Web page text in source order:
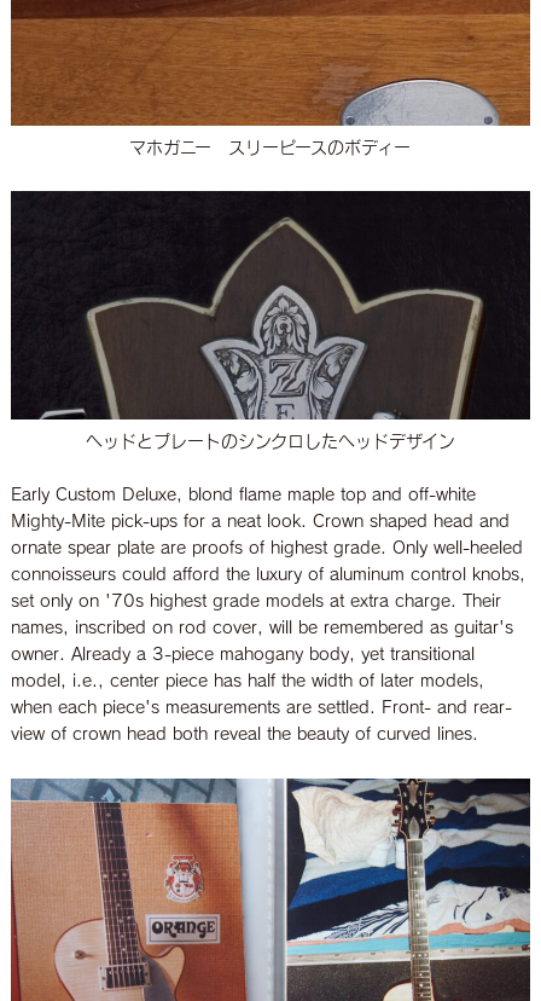
マホガニー スリーピースのボディー
ヘッドとプレートのシンクロしたヘッドデザイン
Early Custom Deluxe, blond flame maple top and off-white
Mighty-Mite pick-ups for a neat look. Crown shaped head and
ornate spear plate are proofs of highest grade. Only well-heeled
connoisseurs could afford the luxury of aluminum control knobs,
set only on '70s highest grade models at extra charge. Their
names, inscribed on rod cover, will be remembered as guitar's
owner. Already a 3-piece mahogany body, yet transitional
model, i.e., center piece has half the width of later models,
when each piece's measurements are settled. Front- and rear-
view of crown head both reveal the beauty of curved lines.